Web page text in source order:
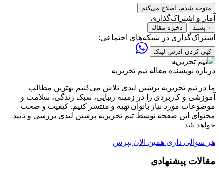
متوجه شدم، اصلاح می‌کنم
آمار و اشتراک‌گذاری
۰ پسند ذخیره مقاله
اشتراک‌گذاری در شبکه‌های اجتماعی:
کپی کردن آدرس لینک
درباره نویسنده مقاله تیم تحریریه
ما در تیم تحریریه پرشین لیدی تلاش می‌کنیم بهترین مطالب
آموزشی و کاربردی را در زمینه زیبایی، سبک زندگی، سلامت و
موضوعات مورد نیاز بانوان تهیه و منتشر کنیم. کیفیت و صحت
محتوای این صفحه توسط تیم تحریریه پرشین لیدی بررسی و تایید
خواهد شد.
هر سوالی داری همین الان بپرس
مقالات پیشنهادی